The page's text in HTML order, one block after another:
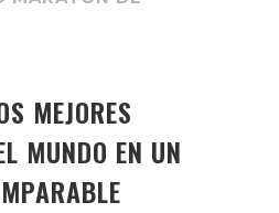
MEJORES
MUNDO EN UN